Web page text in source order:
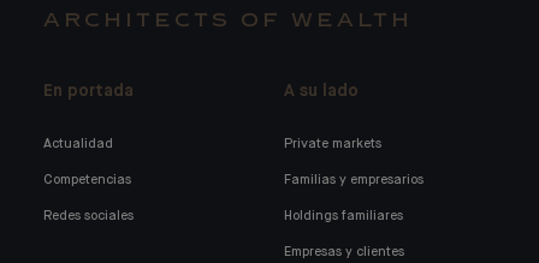
ARCHITECTS OF WEALTH
En portada
Actualidad
Competencias
Redes sociales
A su lado
Private markets
Familias y empresarios
Holdings familiares
Empresas y clientes